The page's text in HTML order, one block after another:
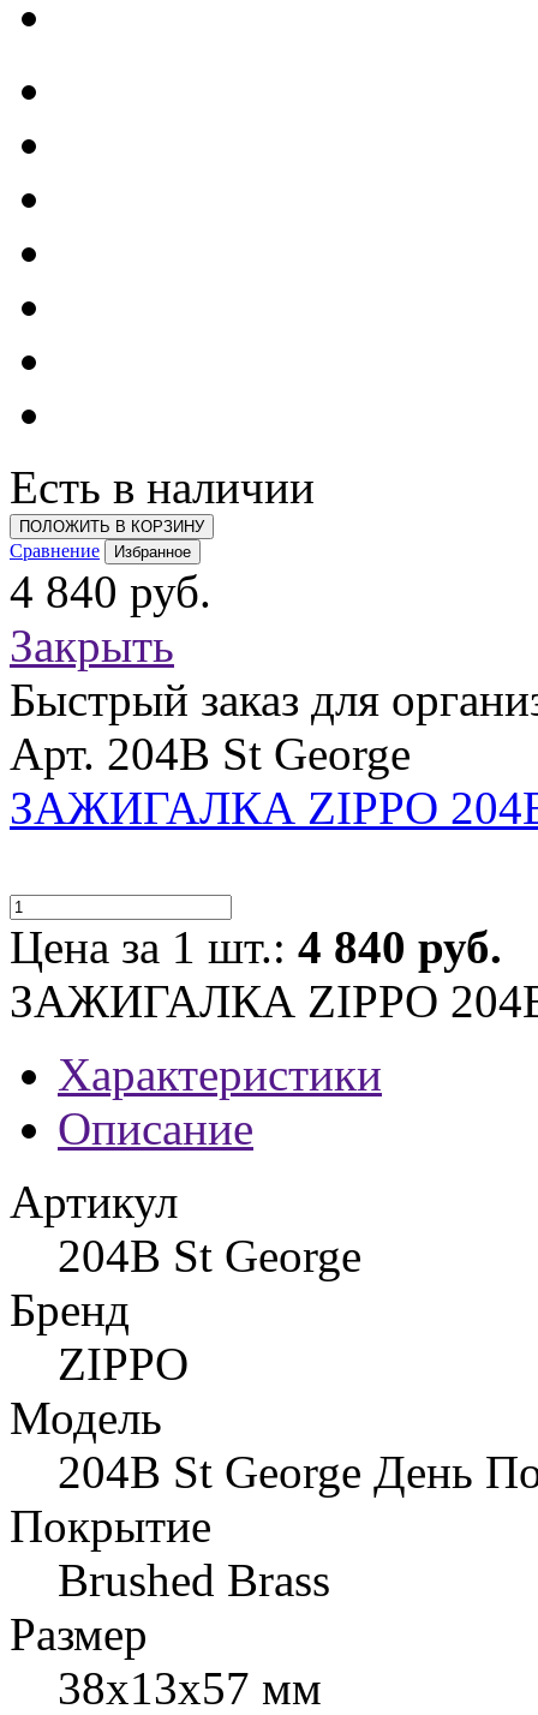
Есть в наличии
ПОЛОЖИТЬ В КОРЗИНУ
Сравнение Избранное
4 840 руб.
Закрыть
Быстрый заказ для
Арт. 204B St George
ЗАЖИГАЛКА ZIPPO
Цена за 1 шт.: 4 840 руб.
ЗАЖИГАЛКА ZIPPO
Характеристики
Описание
Артикул
204B St George
Бренд
ZIPPO
Модель
204B St George День
Покрытие
Brushed Brass
Размер
38x13x57 мм